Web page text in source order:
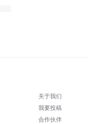
关于我们
我要投稿
合作伙伴